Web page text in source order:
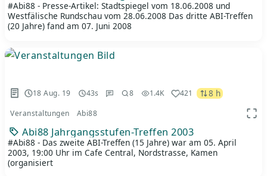
#Abi88 - Presse-Artikel: Stadtspiegel vom 18.06.2008 und
Westfälische Rundschau vom 28.06.2008 Das dritte ABI-Treffen
(20 Jahre) fand am 07. Juni 2008
18 Aug. 19 43s 8 1.4K 421 8 h
Veranstaltungen Abi88
Abi88 Jahrgangsstufen-Treffen 2003
#Abi88 - Das zweite ABI-Treffen (15 Jahre) war am 05. April
2003, 19:00 Uhr im Cafe Central, Nordstrasse, Kamen
(organisiert